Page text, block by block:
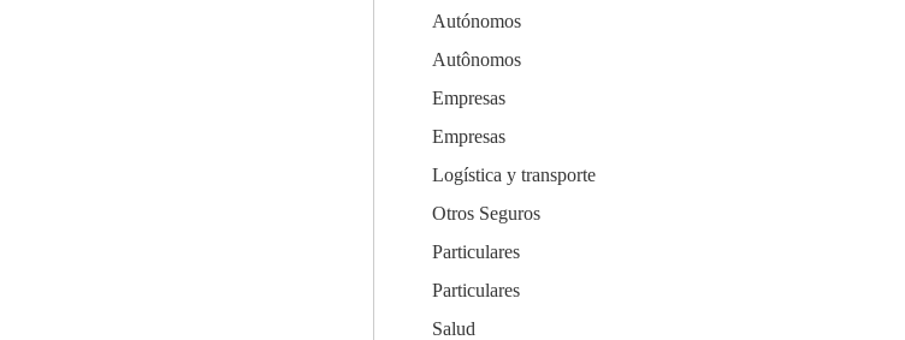
Autónomos
Autônomos
Empresas
Empresas
Logística y transporte
Otros Seguros
Particulares
Particulares
Salud